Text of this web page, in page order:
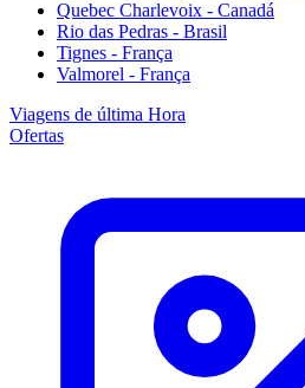
Quebec Charlevoix - Canadá
Rio das Pedras - Brasil
Tignes - França
Valmorel - França
Viagens de última Hora
Ofertas